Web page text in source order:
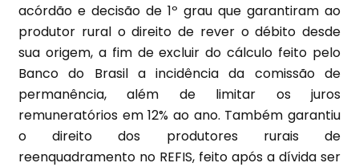
acórdão e decisão de 1º grau que garantiram ao
produtor rural o direito de rever o débito desde
sua origem, a fim de excluir do cálculo feito pelo
Banco do Brasil a incidência da comissão de
permanência, além de limitar os juros
remuneratórios em 12% ao ano. Também garantiu
o direito dos produtores rurais de
reenquadramento no REFIS, feito após a dívida ser